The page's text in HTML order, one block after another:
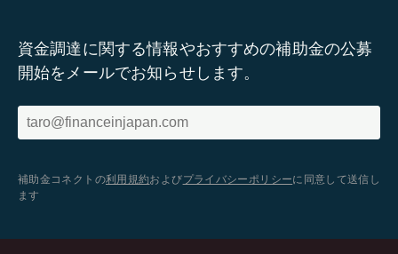
資金調達に関する情報やおすすめの補助金の公募
開始をメールでお知らせします。
補助金コネクトの利用規約およびプライバシーポリシーに同意して送信し
ます